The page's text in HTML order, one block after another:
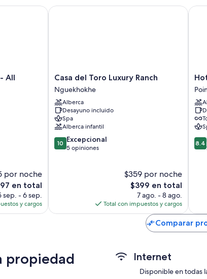
No se permite fumar en
Baños con regaderas
Televisiones de pantalla
Balcones o patios,
All
por noche
en total
sep. - 6 sep.
y cargos
inclusive
Casa
del
Toro
Luxury
Ranch
Nguekhokhe
Casa del Toro Luxury Ranch
Nguekhokhe
Alberca
Desayuno incluido
Spa
Alberca infantil
10.0
de
10 Excepcional
5 opiniones
$359 por noche
El
precio
actual
es
$399 en total
7 ago. - 8 ago.
Total con impuestos y cargos
Casa del Toro Luxury Ranch
Riu
-
All
8.4
de
8.4
Comparar
propiedad Internet
Disponible en todas